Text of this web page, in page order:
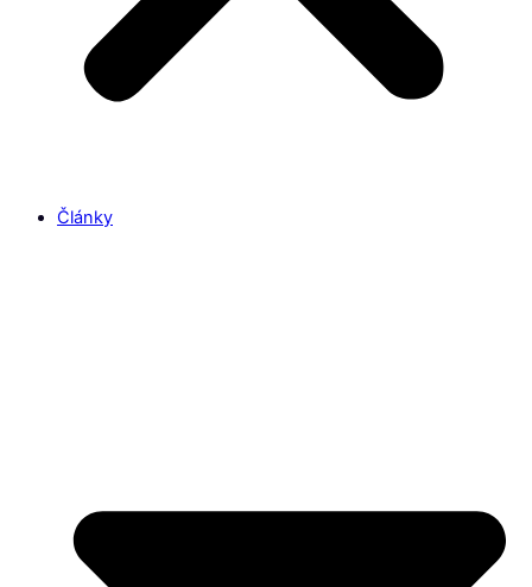
Články